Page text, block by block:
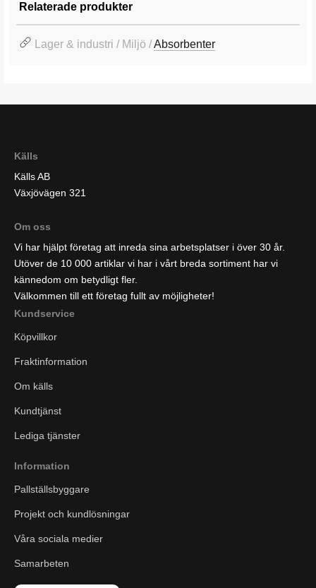
Relaterade produkter
Lager & industri / Miljö /Absorbenter
Källs
Källs AB
Växjövägen 321
Om oss
Vi har hjälpt företag att inreda sina arbetsplatser i över 30 år.
Utöver de 10 000 artiklar vi har i vårt breda sortiment har vi
kännedom om betydligt fler.
Välkommen till ett företag fullt av möjligheter!
Kundservice
Köpvillkor
Fraktinformation
Om källs
Kundtjänst
Lediga tjänster
Information
Pallställsbyggare
Projekt och kundlösningar
Våra sociala medier
Samarbeten